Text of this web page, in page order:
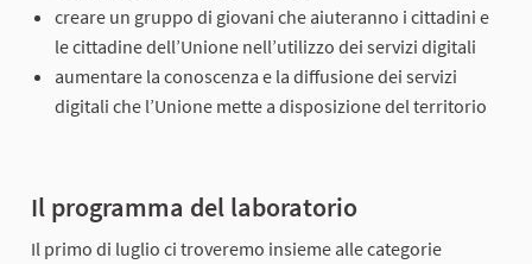
creare un gruppo di giovani che aiuteranno i cittadini e
le cittadine dell’Unione nell’utilizzo dei servizi digitali
aumentare la conoscenza e la diffusione dei servizi
digitali che l’Unione mette a disposizione del territorio
Il programma del laboratorio
Il primo di luglio ci troveremo insieme alle categorie